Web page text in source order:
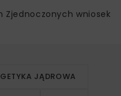
Zjednoczonych wniosek
JĄDROWA